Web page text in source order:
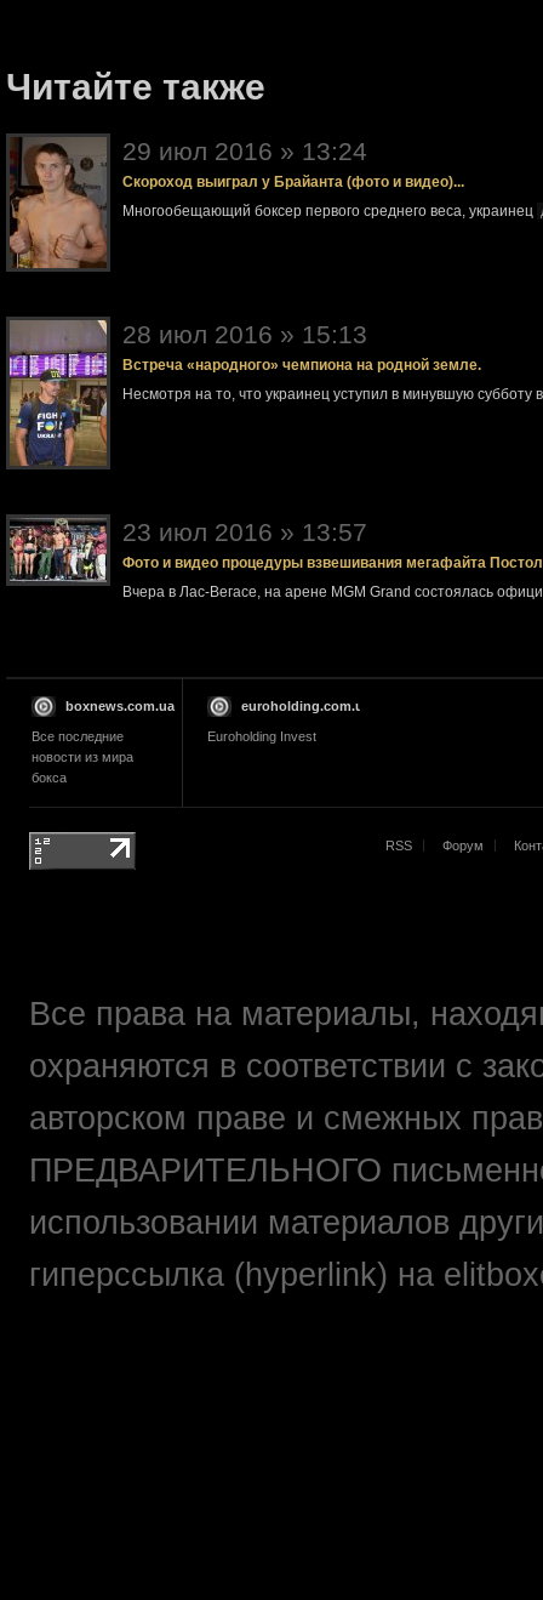
Читайте также
29 июл 2016 » 13:24
Скороход выиграл у Брайанта (фото и видео)...
Многообещающий боксер первого среднего веса, украинец
28 июл 2016 » 15:13
Встреча «народного» чемпиона на родной земле.
Несмотря на то, что украинец уступил в минувшую субботу
23 июл 2016 » 13:57
Фото и видео процедуры взвешивания мегафайта
Вчера в Лас-Вегасе, на арене MGM Grand состоялась
boxnews.com.ua
Все последние
новости из мира
бокса
euroholding.com.ua
Euroholding Invest
RSS Форум
Все права на материалы,
охраняются в соответствии с
авторском праве и смежных
ПРЕДВАРИТЕЛЬНОГО
использовании материалов
гиперссылка (hyperlink) на